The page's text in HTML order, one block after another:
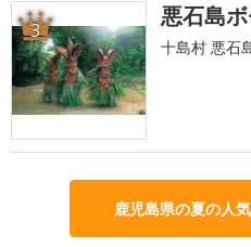
3 悪石島
十島村 悪石
鹿児島県の夏の人